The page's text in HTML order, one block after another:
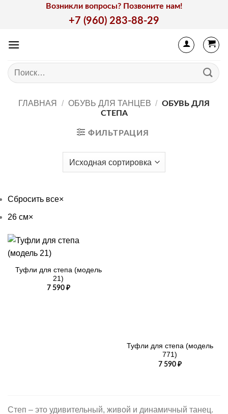
Возникли вопросы? Позвоните нам!
+7 (960) 283-88-29
Искать:
ГЛАВНАЯ / ОБУВЬ ДЛЯ ТАНЦЕВ / ОБУВЬ ДЛЯ
СТЕПА
ФИЛЬТРАЦИЯ
Сбросить все×
26 см×
Туфли для степа (модель
21)
7 590 ₽
Туфли для степа (модель
771)
7 590 ₽
Степ – это удивительный, живой и динамичный танец.